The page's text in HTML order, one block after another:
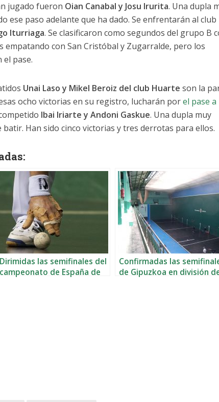
jugado fueron Oian Canabal y Josu Irurita. Una dupla
ese paso adelante que ha dado. Se enfrentarán al club
Iturriaga. Se clasificaron como segundos del grupo B
con San Cristóbal y Zugarralde, pero los
pase.
Unai Laso y Mikel Beroiz del club Huarte son la
ocho victorias en su registro, lucharán porel pase a
Ibai Iriarte y Andoni Gaskue. Una dupla muy
Han sido cinco victorias y tres derrotas para ellos.
Dirimidas las semifinales del
campeonato de España de
Confirmadas las
de Gipuzkoa en división